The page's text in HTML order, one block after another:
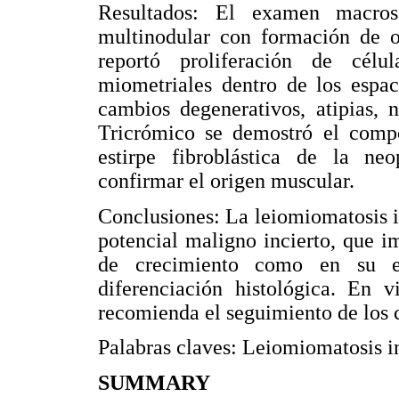
Resultados: El examen
multinodular con formación de
reportó proliferación de
miometriales dentro de los
cambios degenerativos,
Tricrómico se demostró el
estirpe fibroblástica de la
confirmar el origen muscular.
Conclusiones: La leiomiomatosis
potencial maligno incierto, que
de crecimiento como en su
diferenciación histológica. En
recomienda el seguimiento de los
Palabras claves: Leiomiomatosis
SUMMARY